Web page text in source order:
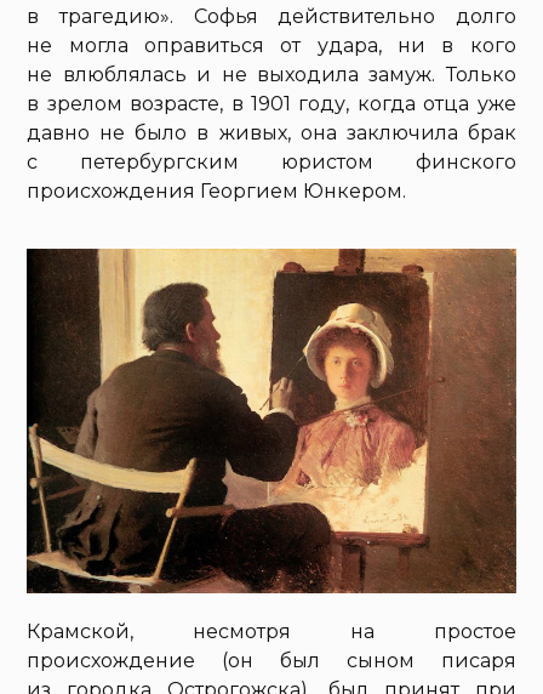
в трагедию». Софья действительно долго
не могла оправиться от удара, ни в кого
не влюблялась и не выходила замуж. Только
в зрелом возрасте, в 1901 году, когда отца уже
давно не было в живых, она заключила брак
с петербургским юристом финского
происхождения Георгием Юнкером.
Крамской, несмотря на простое
происхождение (он был сыном писаря